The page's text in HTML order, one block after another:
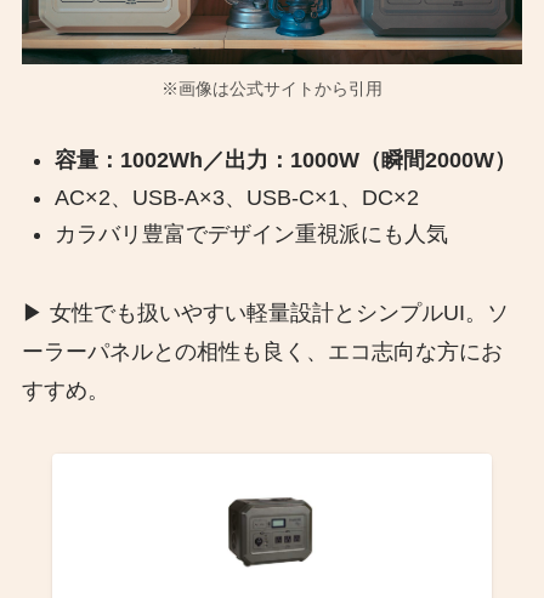
※画像は公式サイトから引用
容量：1002Wh／出力：1000W（瞬間2000W）
AC×2、USB-A×3、USB-C×1、DC×2
カラバリ豊富でデザイン重視派にも人気
▶︎ 女性でも扱いやすい軽量設計とシンプルUI。ソ
ーラーパネルとの相性も良く、エコ志向な方にお
すすめ。